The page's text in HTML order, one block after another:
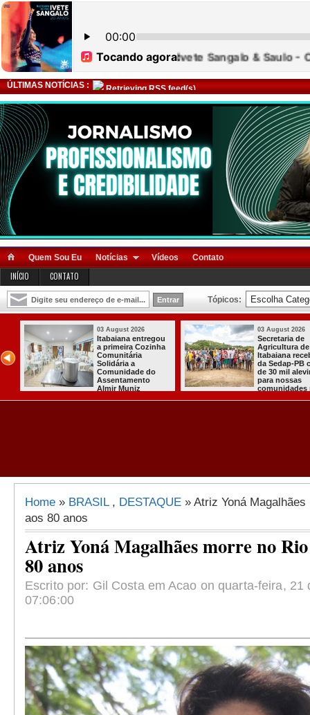
ÚLTIMAS NOTÍCIAS : Retrieving RSS feed(s)
Quem Sou Eu Notícias Vídeos Contato
INÍCIO CONTATO
Tópicos:
rurais
03 August 2026
Mulher em aparente
surto esfaqueia a
própria mãe em
João Pessoa
03 August
PT
para
quarto
Home » BRASIL, DESTAQUE » Atriz Yoná
aos 80 anos
Atriz Yoná Magalhães morre no
80 anos
Escrito por: Gil Costa em Acao on quarta-feira, 21
07:06:00